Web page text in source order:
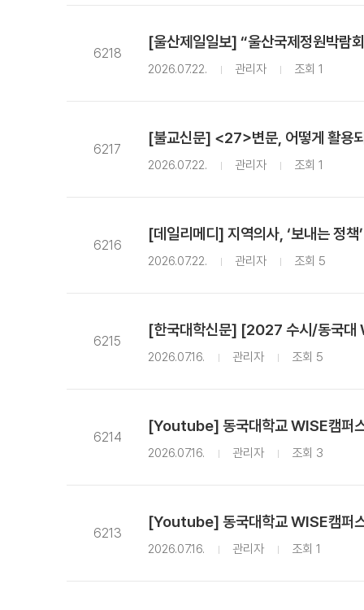
6218
[울산제일일보] “울산국제정원박람
2026.07.22. 관리자 조회 1
6217
[불교신문] <27>변문, 어떻게 활용
2026.07.22. 관리자 조회 1
6216
[데일리메디] 지역의사, ‘보내는 정책
2026.07.22. 관리자 조회 5
6215
[한국대학신문] [2027 수시/동국대
2026.07.16. 관리자 조회 5
6214
[Youtube] 동국대학교 WISE캠퍼
2026.07.16. 관리자 조회 3
6213
[Youtube] 동국대학교 WISE캠퍼
2026.07.16. 관리자 조회 1